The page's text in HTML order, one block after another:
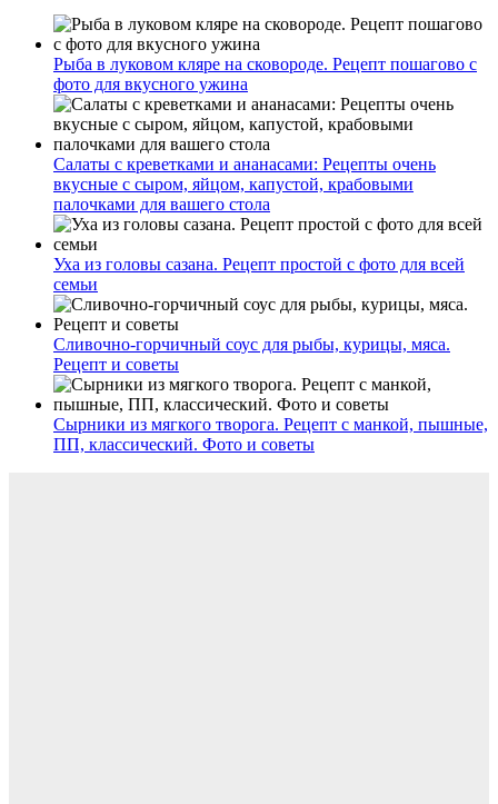
Рыба в луковом кляре на сковороде. Рецепт пошагово с
фото для вкусного ужина
Салаты с креветками и ананасами: Рецепты очень
вкусные с сыром, яйцом, капустой, крабовыми
палочками для вашего стола
Уха из головы сазана. Рецепт простой с фото для всей
семьи
Сливочно-горчичный соус для рыбы, курицы, мяса.
Рецепт и советы
Сырники из мягкого творога. Рецепт с манкой, пышные,
ПП, классический. Фото и советы